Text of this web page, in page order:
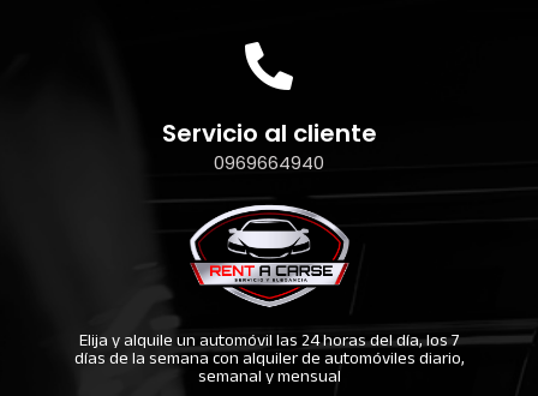
Servicio al cliente
0969664940
Elija y alquile un automóvil las 24 horas del día, los 7
días de la semana con alquiler de automóviles diario,
semanal y mensual